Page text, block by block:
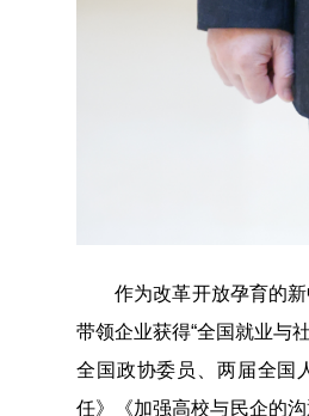
作为改革开放孕育的
带领企业获得“全国就业与
全国政协委员、两届全国
任》《加强高校与民企的